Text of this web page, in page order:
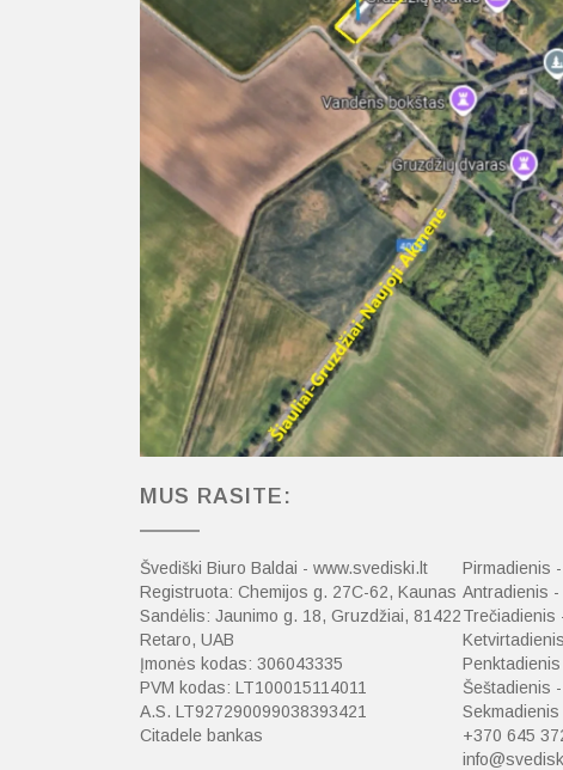
MUS RASITE:
Švediški Biuro Baldai - www.svediski.lt
Registruota: Chemijos g. 27C-62, Kaunas
Sandėlis: Jaunimo g. 18, Gruzdžiai, 81422
Retaro, UAB
Įmonės kodas: 306043335
PVM kodas: LT100015114011
A.S. LT927290099038393421
Citadele bankas
Pirmadienis
Antradienis
Trečiadienis
Šeštadienis
+370 645